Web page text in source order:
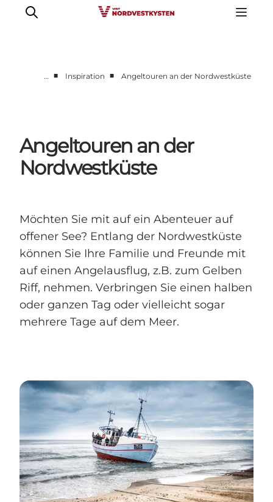
Events
Unterkunft
Mach deine Urlaubsplanung
… ■ Inspiration ■ Angeltouren an der Nordwestküste
Angeltouren an der
Nordwestküste
Möchten Sie mit auf ein Abenteuer auf
offener See? Entlang der Nordwestküste
können Sie Ihre Familie und Freunde mit
auf einen Angelausflug, z.B. zum Gelben
Riff, nehmen. Verbringen Sie einen halben
oder ganzen Tag oder vielleicht sogar
mehrere Tage auf dem Meer.